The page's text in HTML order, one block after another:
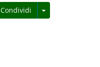
Condividi